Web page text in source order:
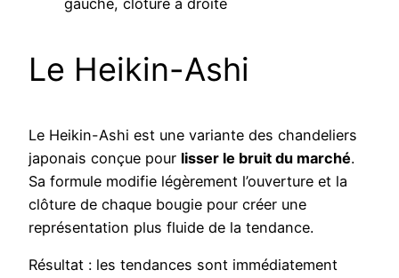
gauche, clôture à droite
Le Heikin-Ashi
Le Heikin-Ashi est une variante des chandeliers
japonais conçue pour lisser le bruit du marché.
Sa formule modifie légèrement l’ouverture et la
clôture de chaque bougie pour créer une
représentation plus fluide de la tendance.
Résultat : les tendances sont immédiatement